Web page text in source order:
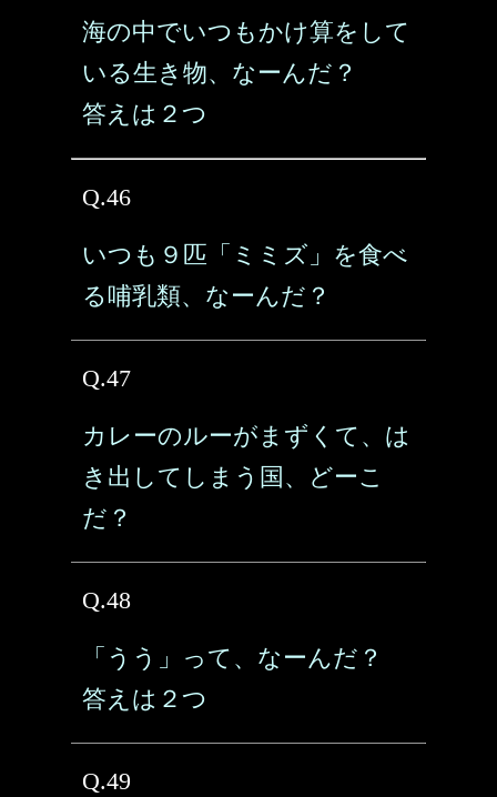
海の中でいつもかけ算をして
いる生き物、なーんだ？
答えは２つ
Q.46
いつも９匹「ミミズ」を食べ
る哺乳類、なーんだ？
Q.47
カレーのルーがまずくて、は
き出してしまう国、どーこ
だ？
Q.48
「うう」って、なーんだ？
答えは２つ
Q.49